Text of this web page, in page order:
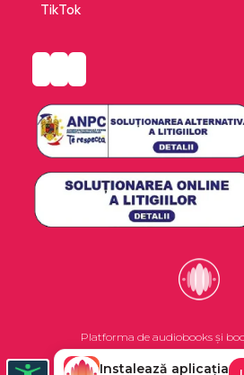
TikTok
Platforma de audiobooks și
Instalează aplicația